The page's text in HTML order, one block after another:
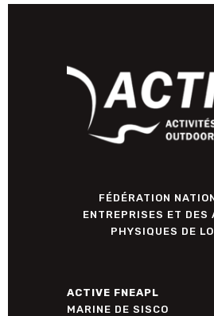
FÉDÉRATION
ENTREPRISES ET DES
PHYSIQUES DE
ACTIVE FNEAPL
MARINE DE SISCO